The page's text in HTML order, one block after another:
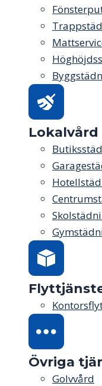
Lokalvård
Övriga
Golvvård